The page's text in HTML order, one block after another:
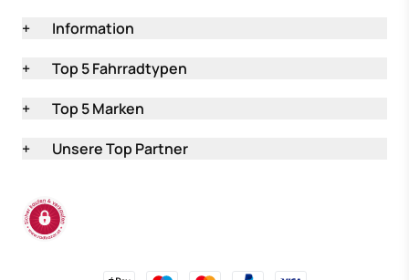
+
Information
+
Top 5 Fahrradtypen
+
Top 5 Marken
+
Unsere Top Partner